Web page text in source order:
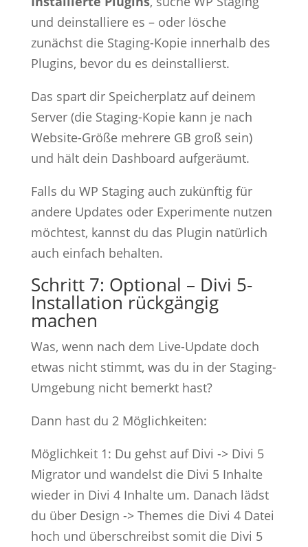
und deinstalliere es – oder lösche
zunächst die Staging-Kopie innerhalb des
Plugins, bevor du es deinstallierst.
Das spart dir Speicherplatz auf deinem
Server (die Staging-Kopie kann je nach
Website-Größe mehrere GB groß sein)
und hält dein Dashboard aufgeräumt.
Falls du WP Staging auch zukünftig für
andere Updates oder Experimente nutzen
möchtest, kannst du das Plugin natürlich
auch einfach behalten.
Schritt 7: Optional – Divi 5-
Installation rückgängig
machen
Was, wenn nach dem Live-Update doch
etwas nicht stimmt, was du in der Staging-
Umgebung nicht bemerkt hast?
Dann hast du 2 Möglichkeiten:
Möglichkeit 1: Du gehst auf Divi -> Divi 5
Migrator und wandelst die Divi 5 Inhalte
wieder in Divi 4 Inhalte um. Danach lädst
du über Design -> Themes die Divi 4 Datei
hoch und überschreibst somit die Divi 5